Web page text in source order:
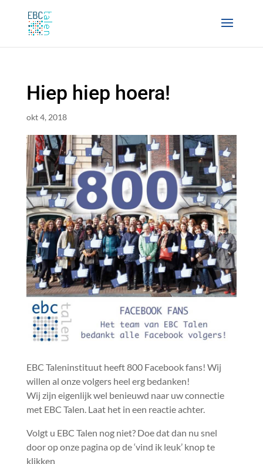
Hiep hiep hoera!
okt 4, 2018
EBC Taleninstituut heeft 800 Facebook fans! Wij
willen al onze volgers heel erg bedanken!
Wij zijn eigenlijk wel benieuwd naar uw connectie
met EBC Talen. Laat het in een reactie achter.
Volgt u EBC Talen nog niet? Doe dat dan nu snel
door op onze pagina op de ‘vind ik leuk’ knop te
klikken